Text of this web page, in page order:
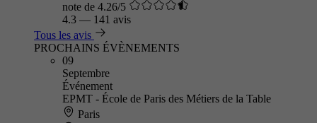
note de 4.26/5
4.3 — 141 avis
Tous les avis
PROCHAINS ÉVÈNEMENTS
09
Septembre
Événement
EPMT - École de Paris des Métiers de la Table
Paris